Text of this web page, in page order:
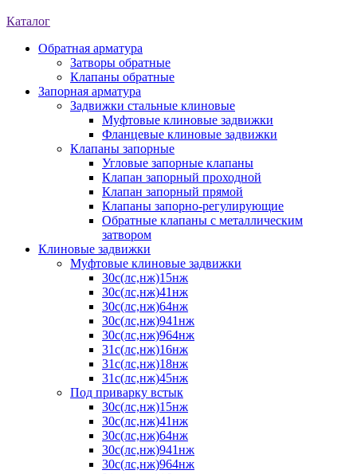
Каталог
Обратная арматура
Затворы обратные
Клапаны обратные
Запорная арматура
Задвижки стальные клиновые
Муфтовые клиновые задвижки
Фланцевые клиновые задвижки
Клапаны запорные
Угловые запорные клапаны
Клапан запорный проходной
Клапан запорный прямой
Клапаны запорно-регулирующие
Обратные клапаны с металлическим
затвором
Клиновые задвижки
Муфтовые клиновые задвижки
30с(лс,нж)15нж
30с(лс,нж)41нж
30с(лс,нж)64нж
30с(лс,нж)941нж
30с(лс,нж)964нж
31с(лс,нж)16нж
31с(лс,нж)18нж
31с(лс,нж)45нж
Под приварку встык
30с(лс,нж)15нж
30с(лс,нж)41нж
30с(лс,нж)64нж
30с(лс,нж)941нж
30с(лс,нж)964нж